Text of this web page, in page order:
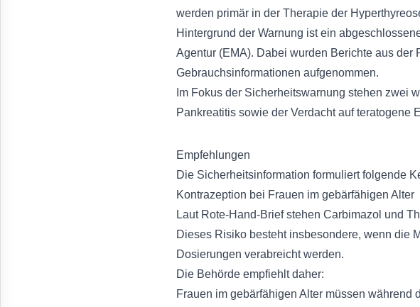
werden primär in der Therapie der
Hintergrund der Warnung ist ein
Agentur (EMA). Dabei wurden Berichte aus
Gebrauchsinformationen aufgenommen.
Im Fokus der Sicherheitswarnung stehen zwei
Pankreatitis sowie der Verdacht auf teratogene
Empfehlungen
Die Sicherheitsinformation formuliert folgende
Kontrazeption bei Frauen im gebärfähigen Alter
Laut Rote-Hand-Brief stehen Carbimazol und
Dieses Risiko besteht insbesondere, wenn die
Dosierungen verabreicht werden.
Die Behörde empfiehlt daher:
Frauen im gebärfähigen Alter müssen